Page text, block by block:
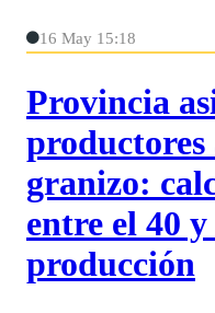
16 May 15:18
Provincia
productores
granizo:
entre el 40
producción